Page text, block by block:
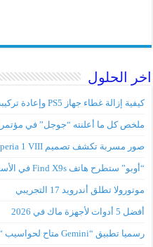
اخر الحلول
كيفية إزالة غطاء جهاز PS5 وإعادة تركيبه بأمان للتنظيف والتحديثات
ملخص كل ما أعلنته “جوجل” في مؤتمر Android Show I/O Edition 2026
صور مسربة تكشف تصميم Xperia 1 VIII الجديد
“أوبو” ستطرح هاتف Find X9s في الأسواق العالمية
موتورولا تطلق أندرويد 17 التجريبي
أفضل 5 أدوات لأجهزة ماك في 2026
رسميا تطبيق “Gemini متاح لحواسيب “ماك”